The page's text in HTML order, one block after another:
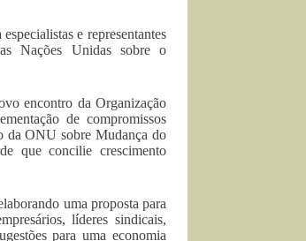
e representantes
Nações Unidas sobre o
encontro da Organização
de compromissos
da ONU sobre Mudança do
que concilie crescimento
uma proposta para
líderes sindicais,
para uma economia